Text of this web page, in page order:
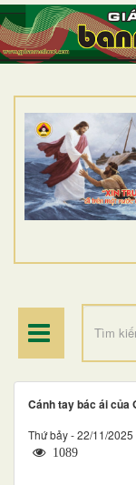
TRANG
GIỚI THIỆU
DÒNG TU
BAN MỤC VỤ
ĐOÀN THỂ CG
LINH MỤC
ĐIỂM HÀNH
Cánh tay bác ái của
Thứ bảy - 22/11/2025
1089